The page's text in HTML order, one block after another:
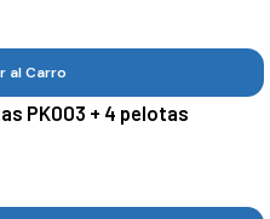
al Carro
PK003 + 4 pelotas